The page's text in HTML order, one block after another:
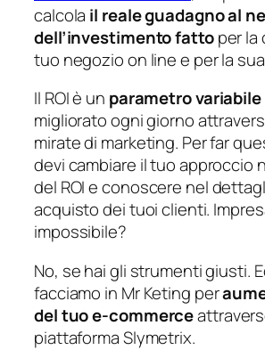
calcola il reale guadagno al
dell’investimento fattoper la
tuo negozio on line e per la
Il ROI è un parametro variabile
migliorato ogni giorno
mirate di marketing. Per far
devi cambiare il tuo approccio
del ROI e conoscere nel
acquisto dei tuoi clienti.
impossibile?
No, se hai gli strumenti giusti.
facciamo in Mr Keting per
del tuo e-commerce
piattaforma Slymetrix.